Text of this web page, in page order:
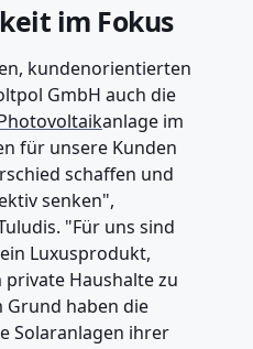
im Fokus
kundenorientierten
GmbH auch die
anlage im
für unsere Kunden
schaffen und
senken",
"Für uns sind
Luxusprodukt,
Haushalte zu
Grund haben die
Solaranlagen ihrer